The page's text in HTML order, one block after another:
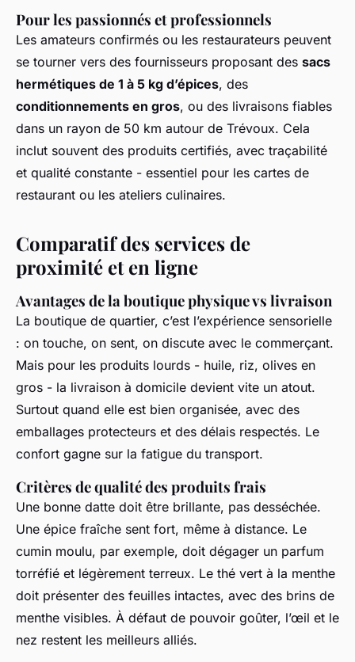
Pour les passionnés et professionnels
Les amateurs confirmés ou les restaurateurs peuvent
se tourner vers des fournisseurs proposant des sacs
hermétiques de 1 à 5 kg d’épices, des
conditionnements en gros, ou des livraisons fiables
dans un rayon de 50 km autour de Trévoux. Cela
inclut souvent des produits certifiés, avec traçabilité
et qualité constante - essentiel pour les cartes de
restaurant ou les ateliers culinaires.
Comparatif des services de
proximité et en ligne
Avantages de la boutique physique vs livraison
La boutique de quartier, c’est l’expérience sensorielle
: on touche, on sent, on discute avec le commerçant.
Mais pour les produits lourds - huile, riz, olives en
gros - la livraison à domicile devient vite un atout.
Surtout quand elle est bien organisée, avec des
emballages protecteurs et des délais respectés. Le
confort gagne sur la fatigue du transport.
Critères de qualité des produits frais
Une bonne datte doit être brillante, pas desséchée.
Une épice fraîche sent fort, même à distance. Le
cumin moulu, par exemple, doit dégager un parfum
torréfié et légèrement terreux. Le thé vert à la menthe
doit présenter des feuilles intactes, avec des brins de
menthe visibles. À défaut de pouvoir goûter, l’œil et le
nez restent les meilleurs alliés.